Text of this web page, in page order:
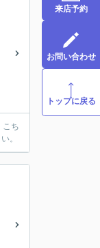
こち
。
来店予約
お問い合わせ
トップに戻る